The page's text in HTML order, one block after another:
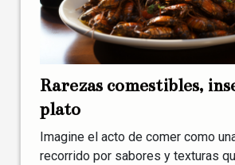
Rarezas comestibles,
plato
Imagine el acto de comer como
recorrido por sabores y texturas